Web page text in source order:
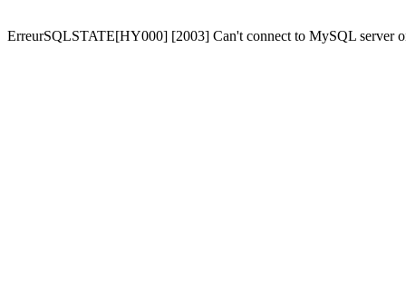
ErreurSQLSTATE[HY000] [2003] Can't connect to MySQL server